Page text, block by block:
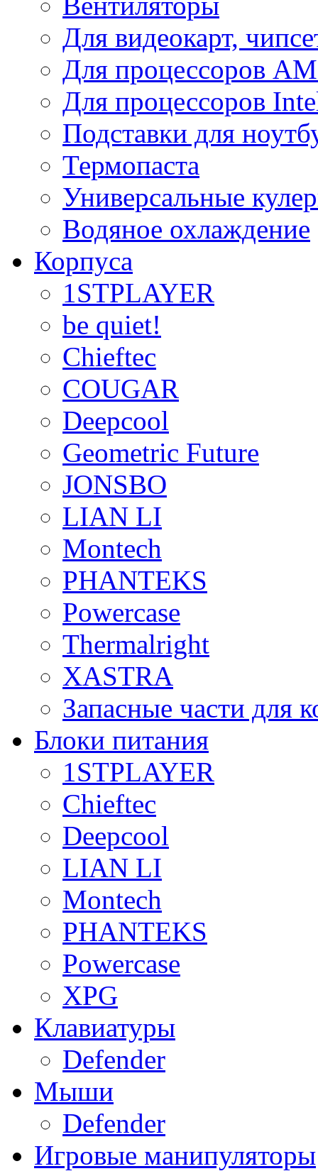
Для видеокарт,
Для процессоров
Для процессоров
Подставки для
Термопаста
Универсальные
Водяное охлаждение
Корпуса
1STPLAYER
be quiet!
Chieftec
COUGAR
Deepcool
Geometric Future
JONSBO
LIAN LI
Montech
PHANTEKS
Powercase
Thermalright
XASTRA
Запасные части для
Блоки питания
1STPLAYER
Chieftec
Deepcool
LIAN LI
Montech
PHANTEKS
Powercase
XPG
Клавиатуры
Defender
Мыши
Defender
Игровые манипуляторы